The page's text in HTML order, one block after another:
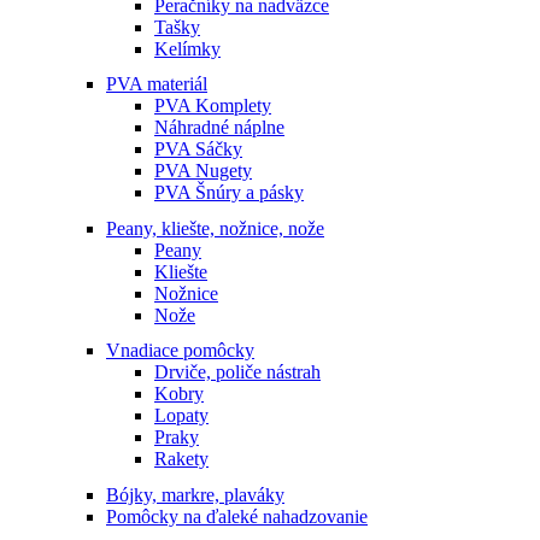
Peračníky na nadväzce
Tašky
Kelímky
PVA materiál
PVA Komplety
Náhradné náplne
PVA Sáčky
PVA Nugety
PVA Šnúry a pásky
Peany, kliešte, nožnice, nože
Peany
Kliešte
Nožnice
Nože
Vnadiace pomôcky
Drviče, poliče nástrah
Kobry
Lopaty
Praky
Rakety
Bójky, markre, plaváky
Pomôcky na ďaleké nahadzovanie